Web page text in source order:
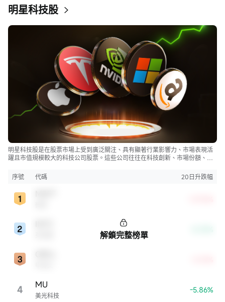
明星科技股
明星科技股是在股票市場上受到廣泛關注、具有顯著行業影響力、市場表現活
躍且市值規模較大的科技公司股票。這些公司往往在科技創新、市場份額、品
市，特別是科技行業板塊乃至全球經濟具有顯著影響。
序號 代碼 20日升跌幅
4 美光科技
MU -5.86%
解鎖完整榜單